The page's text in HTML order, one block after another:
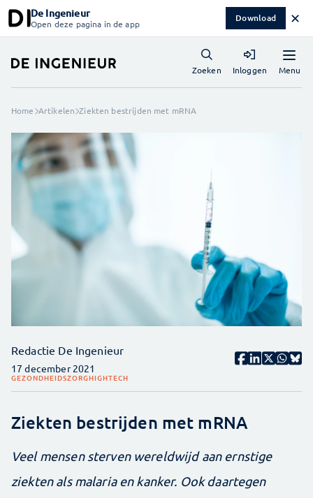
De Ingenieur
Open deze pagina in de app Download ✕
Menu
Zoeken Inloggen
Home Artikelen Ziekten bestrijden met mRNA
Redactie De Ingenieur
17 december 2021
GEZONDHEIDSZORGHIGHTECH
Ziekten bestrijden met mRNA
Veel mensen sterven wereldwijd aan ernstige
ziekten als malaria en ­kanker. Ook daartegen